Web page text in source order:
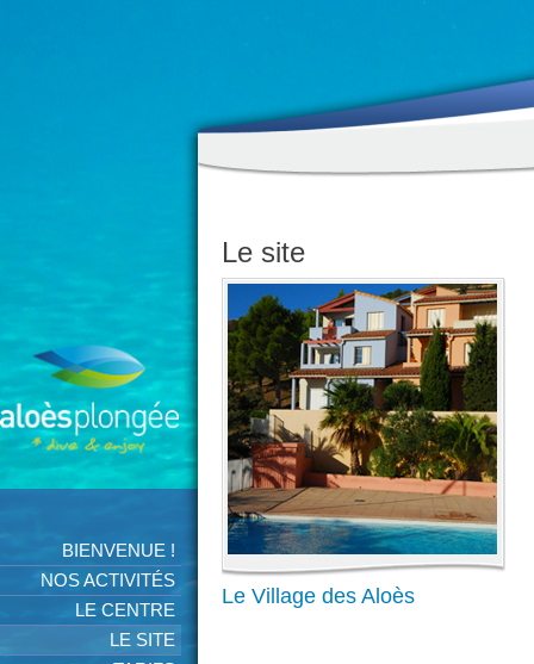
BIENVENUE !
NOS ACTIVITÉS
LE CENTRE
LE SITE
Le site
Le Village des Aloès